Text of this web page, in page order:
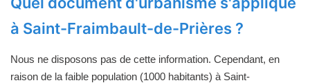
à Saint-Fraimbault-de-Prières ?
Nous ne disposons pas de cette information. Cependant, en
raison de la faible population (1000 habitants) à Saint-